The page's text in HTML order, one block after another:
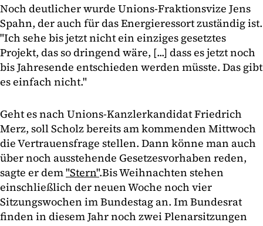
Noch deutlicher wurde Unions-Fraktionsvize Jens
Spahn, der auch für das Energieressort zuständig ist.
"Ich sehe bis jetzt nicht ein einziges gesetztes
Projekt, das so dringend wäre, [...] dass es jetzt noch
bis Jahresende entschieden werden müsste. Das gibt
es einfach nicht."
Geht es nach Unions-Kanzlerkandidat Friedrich
Merz, soll Scholz bereits am kommenden Mittwoch
die Vertrauensfrage stellen. Dann könne man auch
über noch ausstehende Gesetzesvorhaben reden,
sagte er dem"Stern".Bis Weihnachten stehen
einschließlich der neuen Woche noch vier
Sitzungswochen im Bundestag an. Im Bundesrat
finden in diesem Jahr noch zwei Plenarsitzungen